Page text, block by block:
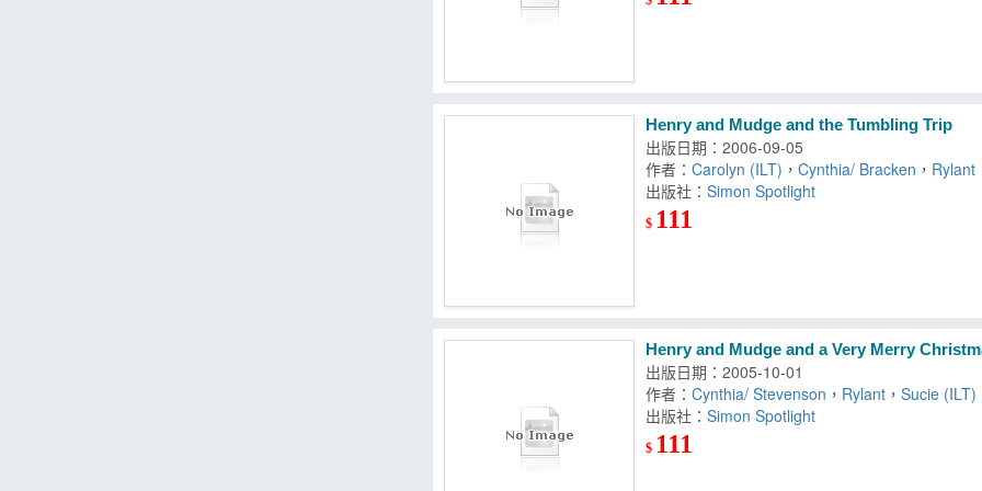
Henry and Mudge and the Tumbling Trip
出版日期：2006-09-05
作者：Carolyn (ILT) ，Cynthia/ Bracken ， Rylant
出版社：Simon Spotlight
$ 111
Henry and Mudge and a Very Merry
出版日期：2005-10-01
作者：Cynthia/ Stevenson ， Rylant ，Sucie (ILT)
出版社：Simon Spotlight
$ 111